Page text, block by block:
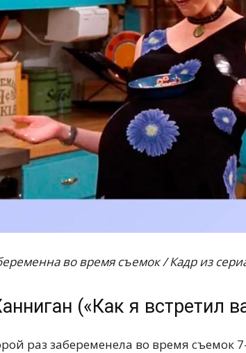
во время съемок / Кадр из
(«Как я встретил
раз забеременела во время съемок